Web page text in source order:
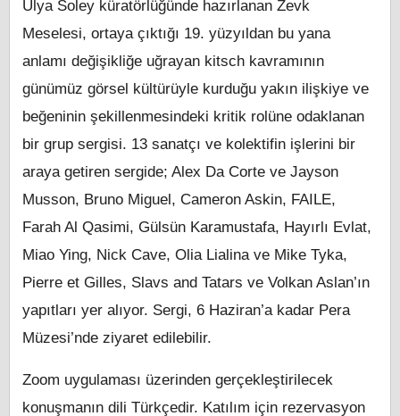
Ulya Soley küratörlüğünde hazırlanan Zevk
Meselesi, ortaya çıktığı 19. yüzyıldan bu yana
anlamı değişikliğe uğrayan kitsch kavramının
günümüz görsel kültürüyle kurduğu yakın ilişkiye ve
beğeninin şekillenmesindeki kritik rolüne odaklanan
bir grup sergisi. 13 sanatçı ve kolektifin işlerini bir
araya getiren sergide; Alex Da Corte ve Jayson
Musson, Bruno Miguel, Cameron Askin, FAILE,
Farah Al Qasimi, Gülsün Karamustafa, Hayırlı Evlat,
Miao Ying, Nick Cave, Olia Lialina ve Mike Tyka,
Pierre et Gilles, Slavs and Tatars ve Volkan Aslan’ın
yapıtları yer alıyor. Sergi, 6 Haziran’a kadar Pera
Müzesi’nde ziyaret edilebilir.
Zoom uygulaması üzerinden gerçekleştirilecek
konuşmanın dili Türkçedir. Katılım için rezervasyon